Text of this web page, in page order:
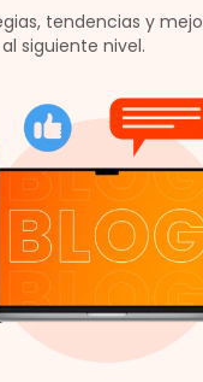
tendencias y
siguiente nivel.